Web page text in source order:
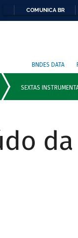
COMUNICA BR
BNDES DATA
da